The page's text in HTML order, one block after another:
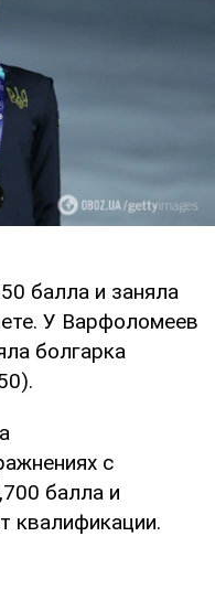
балла и заняла
У Варфоломеев
болгарка
с
балла и
квалификации.